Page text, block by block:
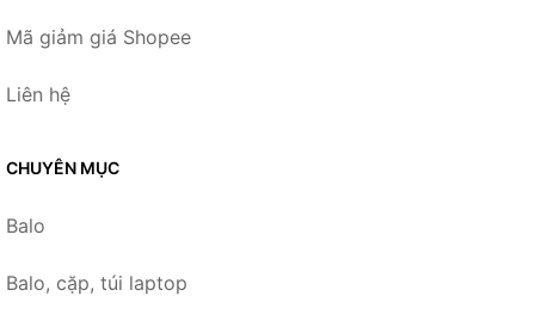
Mã giảm giá Shopee
Liên hệ
CHUYÊN MỤC
Balo
Balo, cặp, túi laptop